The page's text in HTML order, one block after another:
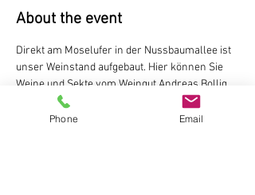
About the event
Direkt am Moselufer in der Nussbaumallee ist
unser Weinstand aufgebaut. Hier können Sie
Weine und Sekte vom Weingut Andreas Bollig,
Brauneberg probieren
Der Weinstand ist während der
Phone Email